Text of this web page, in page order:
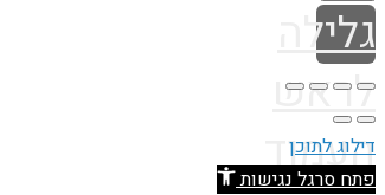
גלילה
לראש
העמוד
דילוג לתוכן
פתח סרגל נגישות